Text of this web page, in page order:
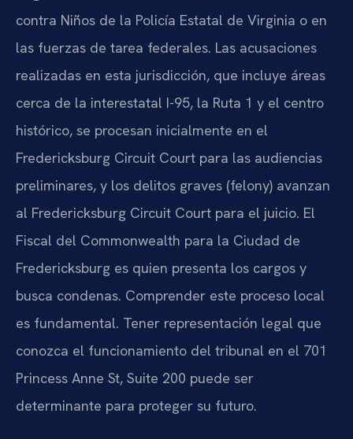
contra Niños de la Policía Estatal de Virginia o en
las fuerzas de tarea federales. Las acusaciones
realizadas en esta jurisdicción, que incluye áreas
cerca de la interestatal I-95, la Ruta 1 y el centro
histórico, se procesan inicialmente en el
Fredericksburg Circuit Court para las audiencias
preliminares, y los delitos graves (felony) avanzan
al Fredericksburg Circuit Court para el juicio. El
Fiscal del Commonwealth para la Ciudad de
Fredericksburg es quien presenta los cargos y
busca condenas. Comprender este proceso local
es fundamental. Tener representación legal que
conozca el funcionamiento del tribunal en el 701
Princess Anne St, Suite 200 puede ser
determinante para proteger su futuro.